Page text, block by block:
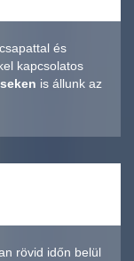
csapattal és
kapcsolatos
is állunk az
rövid időn belül